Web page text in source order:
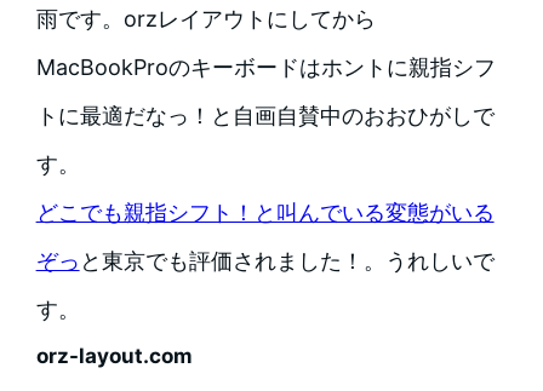
雨です。orzレイアウトにしてから
MacBookProのキーボードはホントに親指シフ
トに最適だなっ！と自画自賛中のおおひがしで
す。
どこでも親指シフト！と叫んでいる変態がいる
ぞっ と東京でも評価されました！。うれしいで
す。
orz-layout.com